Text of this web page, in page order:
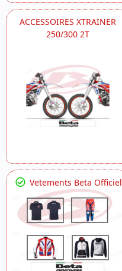
ACCESSOIRES XTRAINER
250/300 2T
Vetements Beta Officiel